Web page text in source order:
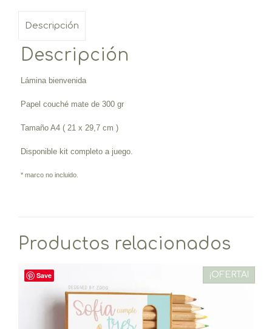
Descripción
Descripción
Lámina bienvenida
Papel couché mate de 300 gr
Tamaño A4 ( 21 x 29,7 cm )
Disponible kit completo a juego.
* marco no incluido.
Productos relacionados
Save ¡OFERTA!